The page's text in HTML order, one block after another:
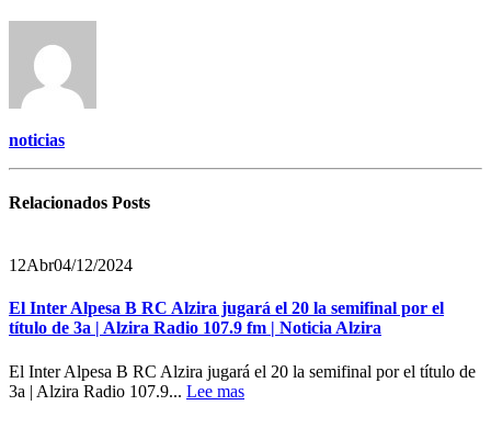
noticias
Relacionados Posts
12Abr04/12/2024
El Inter Alpesa B RC Alzira jugará el 20 la semifinal por el
título de 3a | Alzira Radio 107.9 fm | Noticia Alzira
El Inter Alpesa B RC Alzira jugará el 20 la semifinal por el título de
3a | Alzira Radio 107.9... Lee mas